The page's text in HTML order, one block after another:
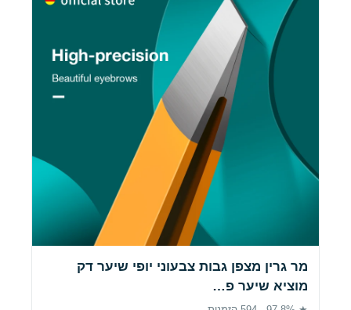
מר גרין מצפן גבות צבעוני יופי שיער דק
מוציא שיער פ…